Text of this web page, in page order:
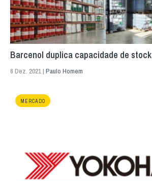
Barcenol duplica capacidade de stock
6 Dez. 2021 | Paulo Homem
MERCADO